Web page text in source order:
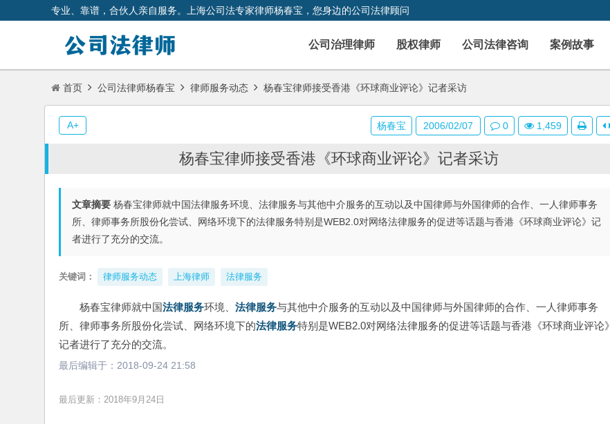
专业、靠谱，合伙人亲自服务。上海公司法专家律师杨春宝，您身边的公司法律顾问
公司治理律师 股权律师 公司法律咨询 案例故事
首页 公司法律师杨春宝 律师服务动态 杨春宝律师接受香港《环球商业评论》记者采访
杨春宝律师接受香港《环球商业评论》记者采访
文章摘要 杨春宝律师就中国法律服务环境、法律服务与其他中介服务的互动以及中国律师与外国律师的合作、一人律师事务
所、律师事务所股份化尝试、网络环境下的法律服务特别是WEB2.0对网络法律服务的促进等话题与香港《环球商业评论》记
者进行了充分的交流。
关键词： 律师服务动态 上海律师 法律服务
杨春宝律师就中国法律服务环境、 法律服务与其他中介服务的互动以及中国律师与外国律师的合作、一人律师事务
所、律师事务所股份化尝试、网络环境下的法律服务特别是WEB2.0对网络法律服务的促进等话题与香港《环球商业评论》
记者进行了充分的交流。
最后编辑于： 2018-09-24 21:58
最后更新：2018年9月24日
杨春宝 2006/02/07 0 1,459
A+